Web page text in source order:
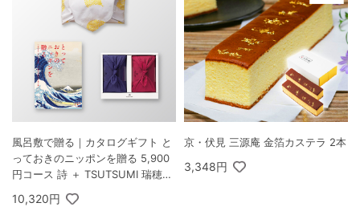
風呂敷で贈る｜カタログギフト と
っておきのニッポンを贈る 5,900
円コース 詩 ＋ TSUTSUMI 瑞穂の
10,320円
京・伏見 三源庵 金箔カステラ 2本
3,348円